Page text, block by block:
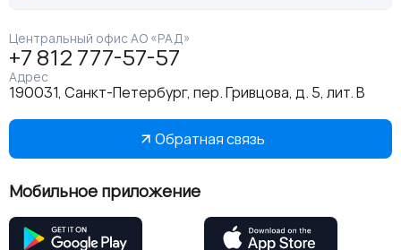
Центральный офис АО «РАД»
+7 812 777-57-57
Адрес
190031, Санкт-Петербург, пер. Гривцова, д. 5, лит. В
Обратная связь
Мобильное приложение